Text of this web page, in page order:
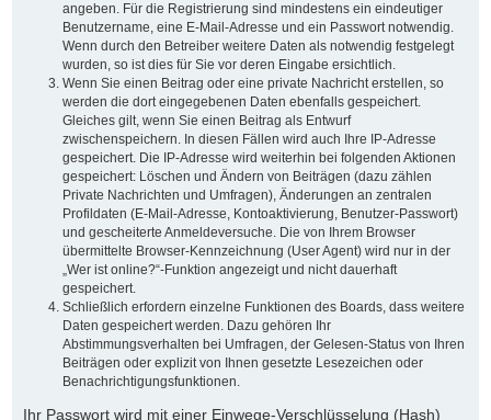
angeben. Für die Registrierung sind mindestens ein eindeutiger
Benutzername, eine E-Mail-Adresse und ein Passwort notwendig.
Wenn durch den Betreiber weitere Daten als notwendig festgelegt
wurden, so ist dies für Sie vor deren Eingabe ersichtlich.
Wenn Sie einen Beitrag oder eine private Nachricht erstellen, so
werden die dort eingegebenen Daten ebenfalls gespeichert.
Gleiches gilt, wenn Sie einen Beitrag als Entwurf
zwischenspeichern. In diesen Fällen wird auch Ihre IP-Adresse
gespeichert. Die IP-Adresse wird weiterhin bei folgenden Aktionen
gespeichert: Löschen und Ändern von Beiträgen (dazu zählen
Private Nachrichten und Umfragen), Änderungen an zentralen
Profildaten (E-Mail-Adresse, Kontoaktivierung, Benutzer-Passwort)
und gescheiterte Anmeldeversuche. Die von Ihrem Browser
übermittelte Browser-Kennzeichnung (User Agent) wird nur in der
„Wer ist online?“-Funktion angezeigt und nicht dauerhaft
gespeichert.
Schließlich erfordern einzelne Funktionen des Boards, dass weitere
Daten gespeichert werden. Dazu gehören Ihr
Abstimmungsverhalten bei Umfragen, der Gelesen-Status von Ihren
Beiträgen oder explizit von Ihnen gesetzte Lesezeichen oder
Benachrichtigungsfunktionen.
Ihr Passwort wird mit einer Einwege-Verschlüsselung (Hash)